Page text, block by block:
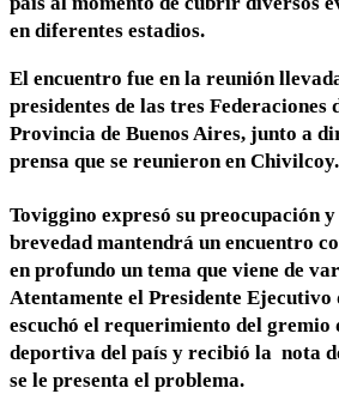
en diferentes estadios.
El encuentro fue en la reunión
presidentes de las tres Federaciones
Provincia de Buenos Aires, junto a
prensa que se reunieron en Chivilcoy.
Toviggino expresó su preocupación
brevedad mantendrá un encuentro
en profundo un tema que viene de
Atentamente el Presidente Ejecutivo
escuchó el requerimiento del gremio
deportiva del país y recibió la nota
se le presenta el problema.